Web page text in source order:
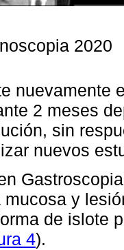
2020
nuevamente
2 meses
sin
nuevos
y
de islote
4).